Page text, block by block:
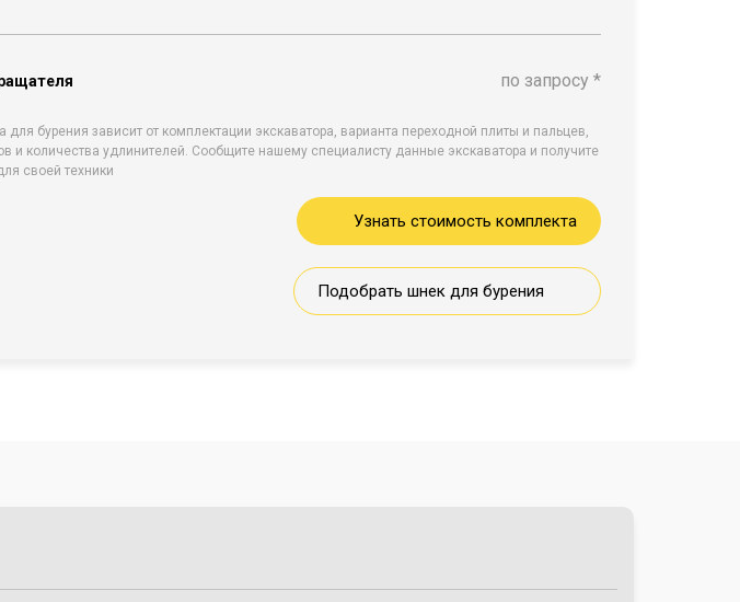
по запросу *
для бурения зависит от комплектации экскаватора, варианта переходной плиты и пальцев,
и количества удлинителей. Сообщите нашему специалисту данные экскаватора и получите
своей техники
Узнать стоимость комплекта
Подобрать шнек для бурения